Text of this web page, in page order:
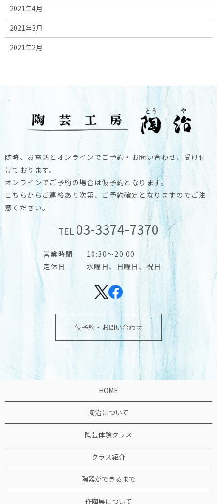
2021年4月
2021年3月
2021年2月
随時、お電話とオンラインでご予約・お問い合わせ、受け付
けております。
オンラインでご予約の場合は仮予約となります。
こちらからご連絡あり次第、ご予約確定となりますのでご注
意ください。
TEL03-3374-7370
営業時間
10:30～20:00
定休日
水曜日、日曜日、祝日
仮予約・お問い合わせ
HOME
陶治について
陶芸体験クラス
クラス紹介
陶器ができるまで
作陶展について